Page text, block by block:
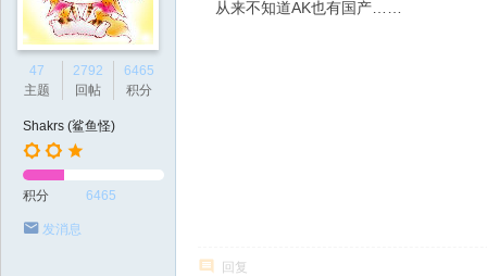
47
主题
2792
回帖
6465
积分
Shakrs (鲨鱼怪)
积分 6465
发消息
从来不知道AK也有国产……
回复